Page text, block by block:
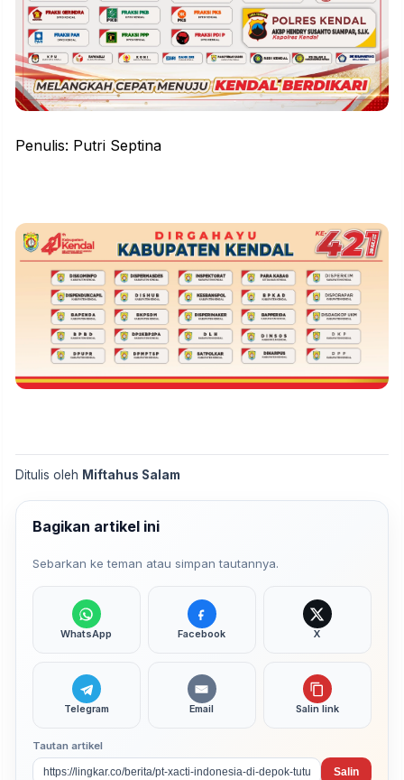
Penulis: Putri Septina
Ditulis oleh Miftahus Salam
Bagikan artikel ini
Sebarkan ke teman atau simpan tautannya.
WhatsApp Facebook X
Telegram Email Salin link
Tautan artikel
Salin